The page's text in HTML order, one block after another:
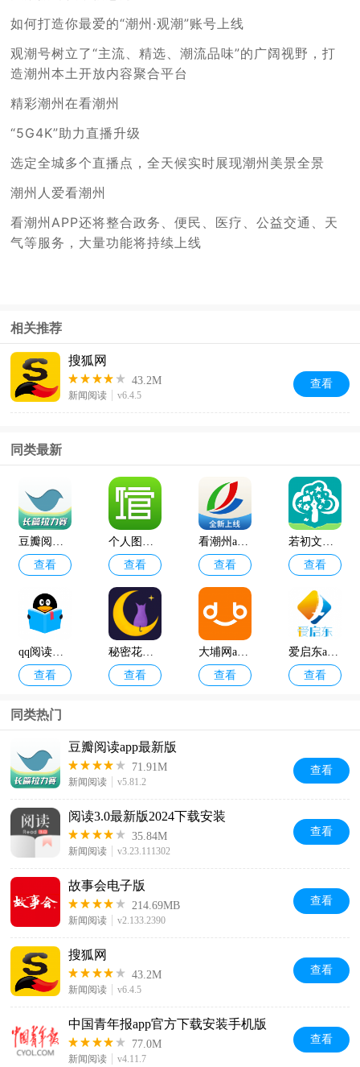
如何打造你最爱的“潮州·观潮”账号上线
观潮号树立了“主流、精选、潮流品味”的广阔视野，打
造潮州本土开放内容聚合平台
精彩潮州在看潮州
“5G4K”助力直播升级
选定全城多个直播点，全天候实时展现潮州美景全景
潮州人爱看潮州
看潮州APP还将整合政务、便民、医疗、公益交通、天
气等服务，大量功能将持续上线
相关推荐
搜狐网
43.2M
新闻阅读 v6.4.5
查看
同类最新
查看
查看
查看
查看
查看
查看
查看
查看
同类热门
豆瓣阅读app最新版
71.91M
新闻阅读 v5.81.2
查看
阅读3.0最新版2024下载安装
35.84M
新闻阅读 v3.23.111302
查看
故事会电子版
214.69MB
新闻阅读 v2.133.2390
查看
搜狐网
43.2M
新闻阅读 v6.4.5
查看
中国青年报app官方下载安装手机版
77.0M
新闻阅读 v4.11.7
查看